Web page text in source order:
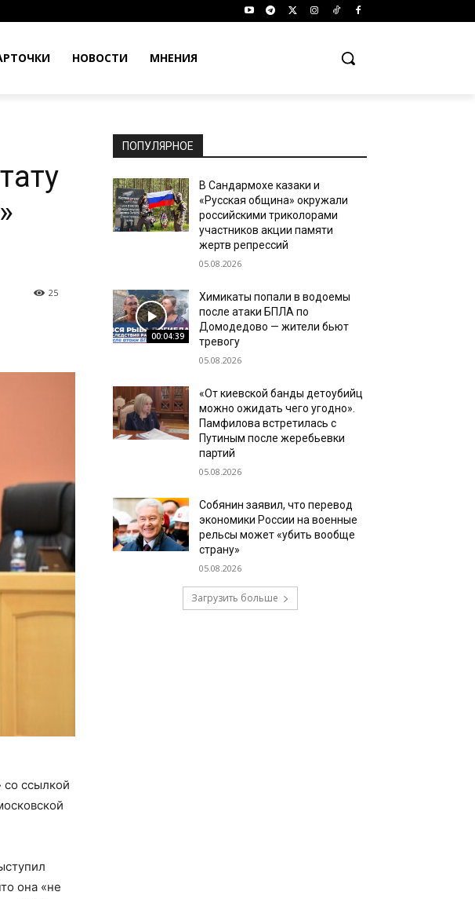
НОВОСТИ МНЕНИЯ
25
ссылкой
она «не
ПОПУЛЯРНОЕ
В Сандармохе казаки и
«Русская община» окружали
российскими триколорами
участников акции памяти
жертв репрессий
05.08.2026
00:04:39
Химикаты попали в водоемы
после атаки БПЛА по
Домодедово — жители бьют
тревогу
05.08.2026
«От киевской банды детоубийц
можно ожидать чего угодно».
Памфилова встретилась с
Путиным после жеребьевки
партий
05.08.2026
Собянин заявил, что перевод
экономики России на военные
рельсы может «убить вообще
страну»
05.08.2026
Загрузить больше